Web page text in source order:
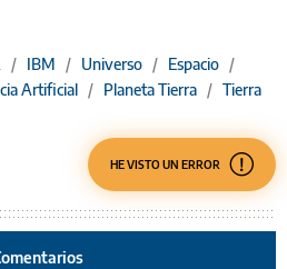
/ IBM / Universo / Espacio /
Artificial / Planeta Tierra / Tierra
HE VISTO UN ERROR